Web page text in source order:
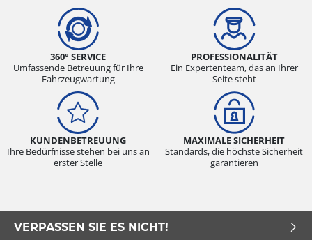
360° SERVICE
Umfassende Betreuung für Ihre
Fahrzeugwartung
PROFESSIONALITÄT
Ein Expertenteam, das an Ihrer
Seite steht
KUNDENBETREUUNG
Ihre Bedürfnisse stehen bei uns an
erster Stelle
MAXIMALE SICHERHEIT
Standards, die höchste Sicherheit
garantieren
VERPASSEN SIE ES NICHT!